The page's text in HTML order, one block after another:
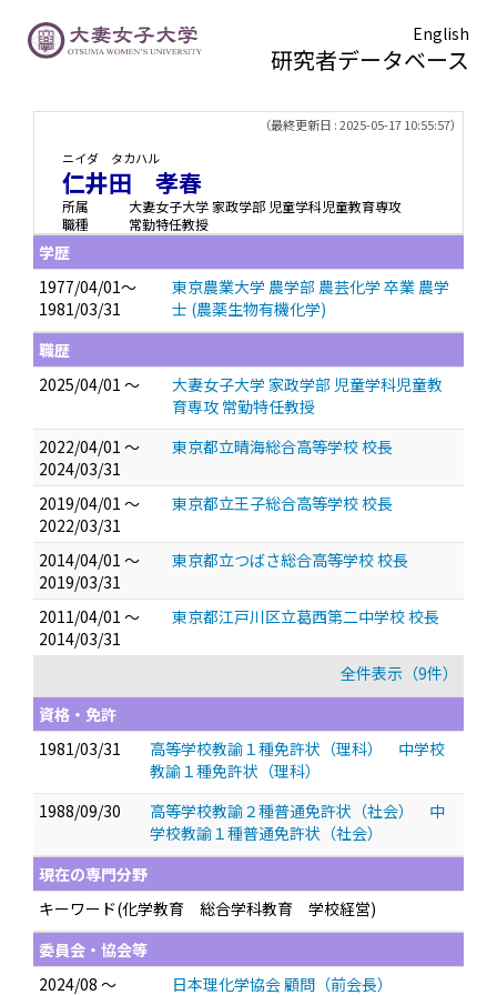
English
研究者データベース
（最終更新日 : 2025-05-17 10:55:57）
ニイダ タカハル
仁井田 孝春
所属
大妻女子大学 家政学部 児童学科児童教育専攻
職種
常勤特任教授
学歴
1977/04/01～
1981/03/31
東京農業大学 農学部 農芸化学 卒業 農学
士 (農薬生物有機化学)
職歴
2025/04/01 ～
大妻女子大学 家政学部 児童学科児童教
育専攻 常勤特任教授
2022/04/01 ～
2024/03/31
東京都立晴海総合高等学校 校長
2019/04/01 ～
2022/03/31
東京都立王子総合高等学校 校長
2014/04/01 ～
2019/03/31
東京都立つばさ総合高等学校 校長
2011/04/01 ～
2014/03/31
東京都江戸川区立葛西第二中学校 校長
全件表示（9件）
資格・免許
1981/03/31
高等学校教諭１種免許状（理科） 中学校
教諭１種免許状（理科）
1988/09/30
高等学校教諭２種普通免許状（社会） 中
学校教諭１種普通免許状（社会）
現在の専門分野
キーワード(化学教育 総合学科教育 学校経営)
委員会・協会等
2024/08 ～
日本理化学協会 顧問（前会長）